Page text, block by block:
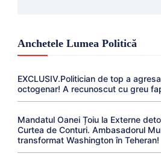
Anchetele Lumea Politică
EXCLUSIV.Politician de top a
octogenar! A recunoscut cu greu
Mandatul Oanei Țoiu la Externe
Curtea de Conturi. Ambasadorul
transformat Washington în Teheran!